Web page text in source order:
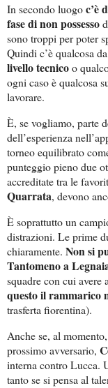
In secondo luogoc’è
fase di non possesso
sono troppi per poter
Quindi c’è qualcosa
livello tecnicoo
ogni caso è qualcosa
lavorare.
È, se vogliamo, parte
dell’esperienza
torneo equilibrato
punteggio pieno due
accreditate tra le
Quarrata, devono
È soprattutto un
distrazioni. Le prime
chiaramente. Non si
Tantomeno a
squadre con cui avere
questo il rammarico
trasferta fiorentina).
Anche se, al
prossimo avversario,
interna contro Lucca.
tanto se si pensa al